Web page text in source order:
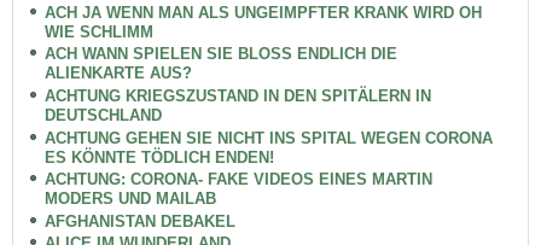
ACH JA WENN MAN ALS UNGEIMPFTER KRANK WIRD OH
WIE SCHLIMM
ACH WANN SPIELEN SIE BLOSS ENDLICH DIE
ALIENKARTE AUS?
ACHTUNG KRIEGSZUSTAND IN DEN SPITÄLERN IN
DEUTSCHLAND
ACHTUNG GEHEN SIE NICHT INS SPITAL WEGEN CORONA
ES KÖNNTE TÖDLICH ENDEN!
ACHTUNG: CORONA- FAKE VIDEOS EINES MARTIN
MODERS UND MAILAB
AFGHANISTAN DEBAKEL